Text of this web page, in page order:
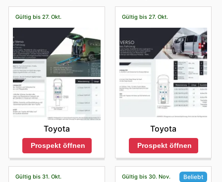
Gültig bis 27. Okt.
Toyota
Prospekt öffnen
Gültig bis 27. Okt.
Toyota
Prospekt öffnen
Gültig bis 31. Okt. Gültig bis 30. Nov. Beliebt